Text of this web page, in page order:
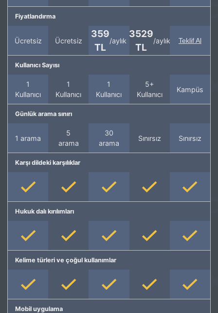
Fiyatlandırma
Ücretsiz Ücretsiz
359
TL
/aylık
3529
TL
/aylık Teklif Al
Kullanıcı Sayısı
1
Kullanıcı
1
Kullanıcı
1
Kullanıcı
5+
Kullanıcı
Kampüs
Günlük arama sınırı
1 arama
5
arama
30
arama
Sınırsız Sınırsız
Karşı dildeki karşılıklar
Hukuk dalı kırılımları
Kelime türleri ve çoğul kullanımlar
Mobil uygulama